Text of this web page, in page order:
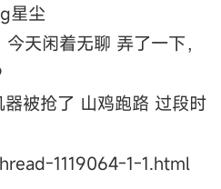
星尘
天闲着无聊 弄了一下，
被抢了 山鸡跑路 过段时
1119064-1-1.html